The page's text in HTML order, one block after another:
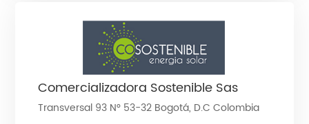
Comercializadora Sostenible Sas
Transversal 93 N° 53-32 Bogotá, D.C Colombia